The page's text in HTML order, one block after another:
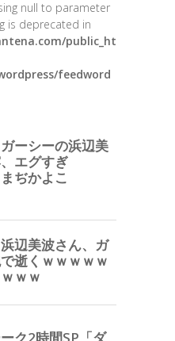
null to parameter
is deprecated in
public_ht
feedword